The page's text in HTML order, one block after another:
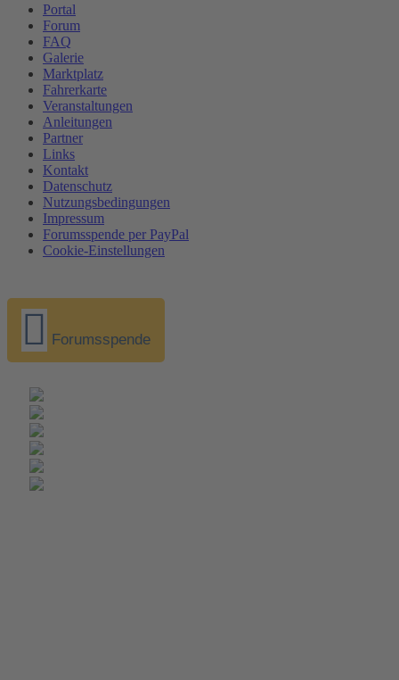
Portal
Forum
FAQ
Galerie
Marktplatz
Fahrerkarte
Veranstaltungen
Anleitungen
Partner
Links
Kontakt
Datenschutz
Nutzungsbedingungen
Impressum
Forumsspende per PayPal
Cookie-Einstellungen
Forumsspende